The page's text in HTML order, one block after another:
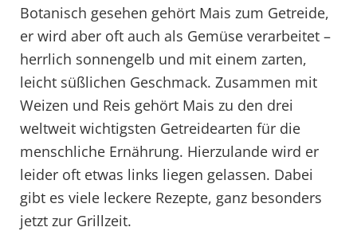
Botanisch gesehen gehört Mais zum Getreide,
er wird aber oft auch als Gemüse verarbeitet –
herrlich sonnengelb und mit einem zarten,
leicht süßlichen Geschmack. Zusammen mit
Weizen und Reis gehört Mais zu den drei
weltweit wichtigsten Getreidearten für die
menschliche Ernährung. Hierzulande wird er
leider oft etwas links liegen gelassen. Dabei
gibt es viele leckere Rezepte, ganz besonders
jetzt zur Grillzeit.